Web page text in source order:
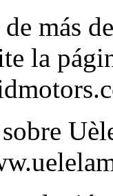
más
la
sobre